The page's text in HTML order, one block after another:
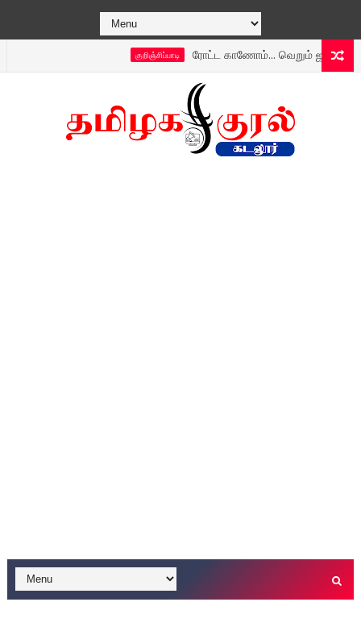
குறிஞ்சிப்பாடி ரோட்ட காணோம்... வெறும் ஜல்லி மட்டுமே..?